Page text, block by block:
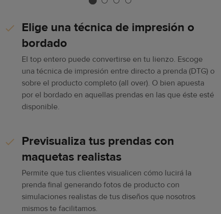
Elige una técnica de impresión o
bordado
El top entero puede convertirse en tu lienzo. Escoge
una técnica de impresión entre directo a prenda (DTG) o
sobre el producto completo (all over). O bien apuesta
por el bordado en aquellas prendas en las que éste esté
disponible.
Previsualiza tus prendas con
maquetas realistas
Permite que tus clientes visualicen cómo lucirá la
prenda final generando fotos de producto con
simulaciones realistas de tus diseños que nosotros
mismos te facilitamos.